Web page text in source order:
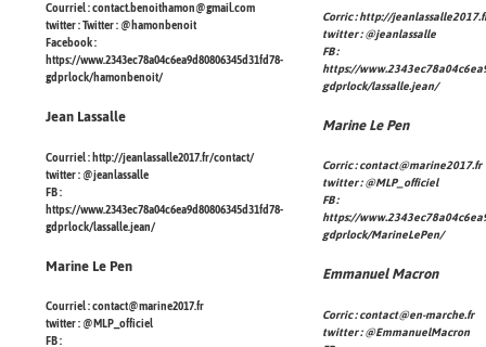
Courriel :contact.benoithamon@gmail.com
twitter : Twitter : @hamonbenoit
Facebook :
https://www.2343ec78a04c6ea9d80806345d31fd78-
gdprlock/hamonbenoit/
Jean Lassalle
Courriel : http://jeanlassalle2017.fr/contact/
twitter : @jeanlassalle
FB :
https://www.2343ec78a04c6ea9d80806345d31fd78-
gdprlock/lassalle.jean/
Marine Le Pen
Courriel :contact@marine2017.fr
twitter : @MLP_officiel
FB :
Corric :http://
twitter :@jeanlassalle
FB :
https://
gdprlock/lassalle.jean/
Marine Le Pen
Corric :contact@marine2017.fr
twitter :@MLP_officiel
FB :
https://
gdprlock/MarineLePen/
Emmanuel Macron
Corric :contact@en-marche.fr
twitter :@EmmanuelMacron